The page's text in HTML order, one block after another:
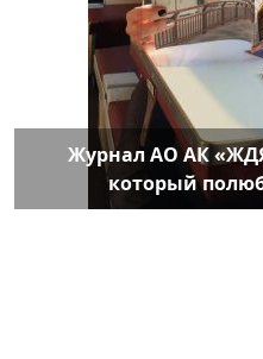
Журнал АО АК
который